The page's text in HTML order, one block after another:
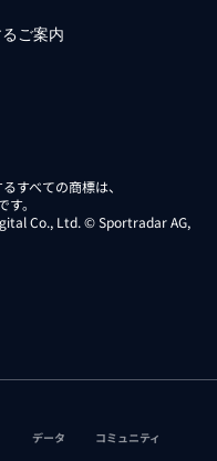
ご案内
すべての商標は、
。
Co., Ltd. © Sportradar AG,
データ コミュニティ